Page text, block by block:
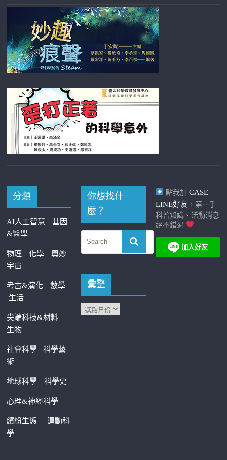
分類
AI人工智慧
基因
&醫學
物理 化學
奧妙
宇宙
考古&演化
數學
生活
尖端科技&材料
生物
社會科學科學藝
術
地球科學 科學史
心理&神經科學
繽紛生態運動科
學
—————————
你想找什
麼？
彙整
點我加 CASE
LINE好友 ，第一手
科普知識、活動消息
絕不錯過